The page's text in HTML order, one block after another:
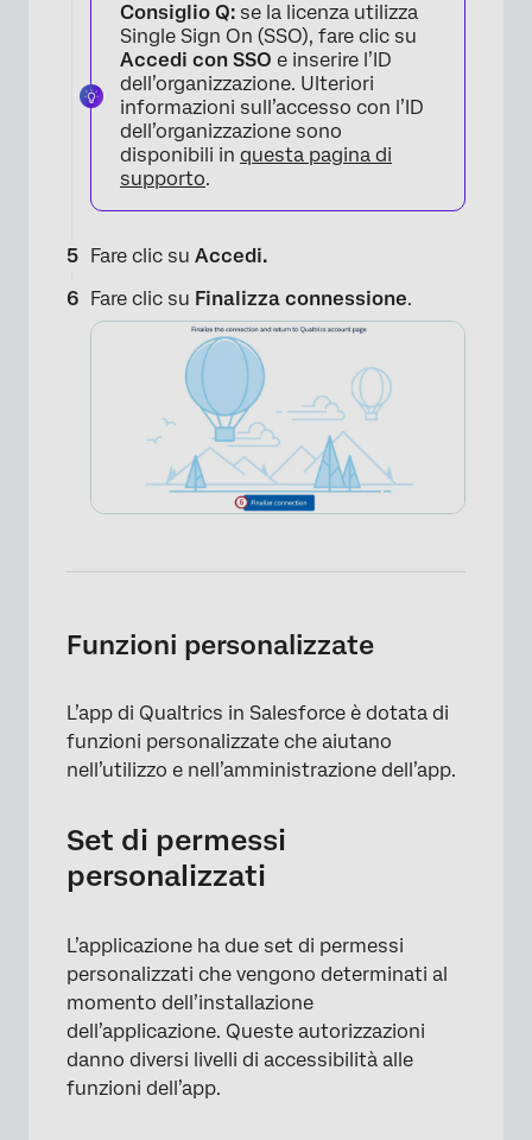
×
Consiglio Q: se la licenza utilizza
Single Sign On (SSO), fare clic su
Accedi con SSO e inserire l’ID
dell’organizzazione. Ulteriori
informazioni sull’accesso con l’ID
dell’organizzazione sono
disponibili in questa pagina di
supporto.
Fare clic su Accedi.
Fare clic su Finalizza connessione.
Funzioni personalizzate
L’app di Qualtrics in Salesforce è dotata di
funzioni personalizzate che aiutano
nell’utilizzo e nell’amministrazione dell’app.
Set di permessi
personalizzati
L’applicazione ha due set di permessi
personalizzati che vengono determinati al
momento dell’installazione
dell’applicazione. Queste autorizzazioni
danno diversi livelli di accessibilità alle
funzioni dell’app.